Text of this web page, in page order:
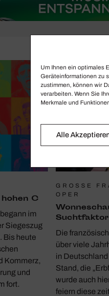
Um Ihnen ein optimales
Geräteinformationen zu
zustimmen, können wir
verarbeiten. Wenn Sie
Merkmale und
Alle
C
im
Siegeszug
Bis heute
Kommerz,
und
fort.
GROSSE
PER
Sucht­faktor
Die
über viele
in
Stand, die
wurde auch
feiern diese